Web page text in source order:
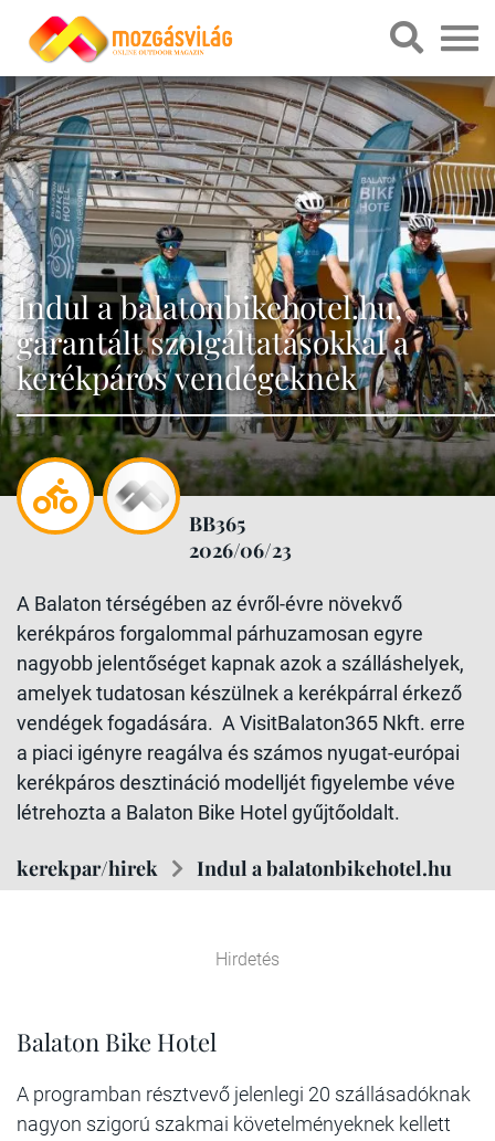
Indul a balatonbikehotel.hu,
garantált szolgáltatásokkal a
kerékpáros vendégeknek
BB365
2026/06/23
A Balaton térségében az évről-évre növekvő
kerékpáros forgalommal párhuzamosan egyre
nagyobb jelentőséget kapnak azok a szálláshelyek,
amelyek tudatosan készülnek a kerékpárral érkező
vendégek fogadására. A VisitBalaton365 Nkft. erre
a piaci igényre reagálva és számos nyugat-európai
kerékpáros desztináció modelljét figyelembe véve
létrehozta a Balaton Bike Hotel gyűjtőoldalt.
kerekpar/hirek Indul a balatonbikehotel.hu
Hirdetés
Balaton Bike Hotel
A programban résztvevő jelenlegi 20 szállásadóknak
nagyon szigorú szakmai követelményeknek kellett